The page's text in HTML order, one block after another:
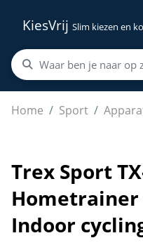
KiesVrij Slim kiezen en
Home Sport
Trex Sport TX-380MB
Trex Sport
Hometrainer
Indoor